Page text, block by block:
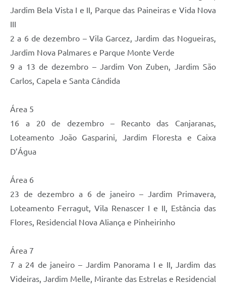
Jardim Bela Vista I e II, Parque das Paineiras e Vida Nova
III
2 a 6 de dezembro – Vila Garcez, Jardim das Nogueiras,
Jardim Nova Palmares e Parque Monte Verde
9 a 13 de dezembro – Jardim Von Zuben, Jardim São
Carlos, Capela e Santa Cândida
Área 5
16 a 20 de dezembro – Recanto das Canjaranas,
Loteamento João Gasparini, Jardim Floresta e Caixa
D’Água
Área 6
23 de dezembro a 6 de janeiro – Jardim Primavera,
Loteamento Ferragut, Vila Renascer I e II, Estância das
Flores, Residencial Nova Aliança e Pinheirinho
Área 7
7 a 24 de janeiro – Jardim Panorama I e II, Jardim das
Videiras, Jardim Melle, Mirante das Estrelas e Residencial